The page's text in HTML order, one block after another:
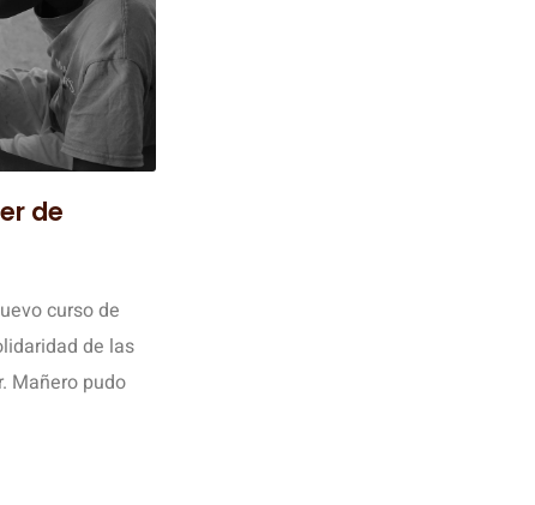
de
curso de
de las
Mañero pudo